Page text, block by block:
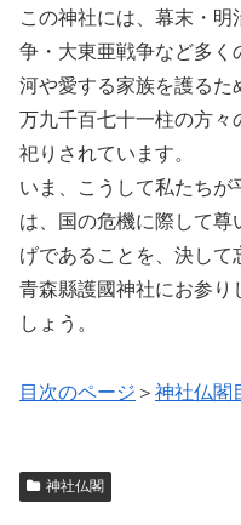
この神社には、幕末・
争・大東亜戦争など多く
河や愛する家族を護るた
万九千百七十一柱の方
祀りされています。
いま、こうして私たち
は、国の危機に際して
げであることを、決して
青森縣護國神社にお参り
しょう。
目次のページ ＞ 神社仏閣
神社仏閣